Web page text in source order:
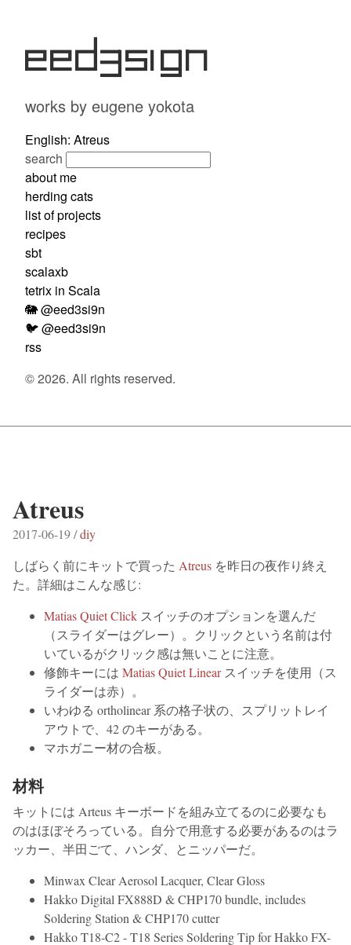
eed3si9n
works by eugene yokota
English: Atreus
search
about me
herding cats
list of projects
recipes
sbt
scalaxb
tetrix in Scala
🐘 @eed3si9n
🐦 @eed3si9n
rss
© 2026. All rights reserved.
Atreus
2017-06-19 /diy
しばらく前にキットで買った Atreus を昨日の夜作り終え
た。詳細はこんな感じ:
Matias Quiet Click スイッチのオプションを選んだ
（スライダーはグレー）。クリックという名前は付
いているがクリック感は無いことに注意。
修飾キーには Matias Quiet Linearスイッチを使用（ス
ライダーは赤）。
いわゆる ortholinear 系の格子状の、スプリットレイ
アウトで、42 のキーがある。
マホガニー材の合板。
材料
キットには Arteus キーボードを組み立てるのに必要なも
のはほぼそろっている。自分で用意する必要があるのはラ
ッカー、半田ごて、ハンダ、とニッパーだ。
Minwax Clear Aerosol Lacquer, Clear Gloss
Hakko Digital FX888D & CHP170 bundle, includes
Soldering Station & CHP170 cutter
Hakko T18-C2 - T18 Series Soldering Tip for Hakko FX-